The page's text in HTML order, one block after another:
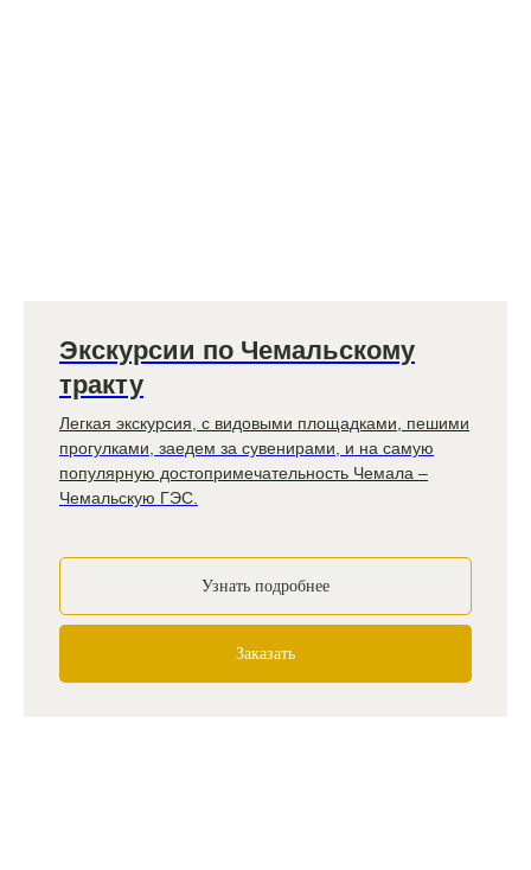
Экскурсии по Чемальскому
тракту
Легкая экскурсия, с видовыми площадками, пешими
прогулками, заедем за сувенирами, и на самую
популярную достопримечательность Чемала –
Чемальскую ГЭС.
Узнать подробнее
Заказать